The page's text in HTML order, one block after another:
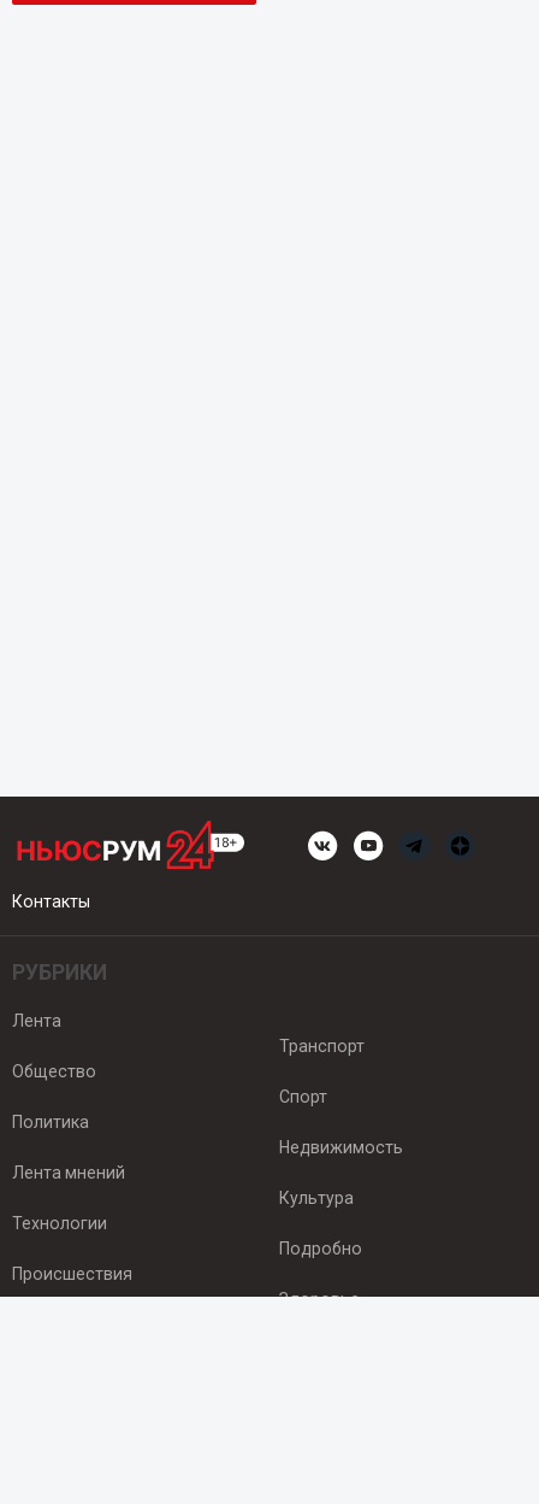
Контакты
РУБРИКИ
Лента
Общество
Политика
Лента мнений
Технологии
Происшествия
Транспорт
Спорт
Недвижимость
Культура
Подробно
Здоровье